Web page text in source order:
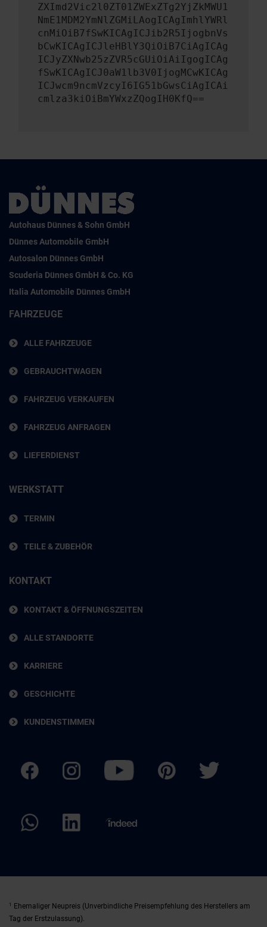
ZXImd2Vic2l0ZT01ZWExZTg2YjZkMWU1
NmE1MDM2YmNlZGMiLAogICAgImhlYWRl
cnMiOiB7fSwKICAgICJib2R5IjogbnVs
bCwKICAgICJleHBlY3QiOiB7CiAgICAg
ICJyZXNwb25zZVR5cGUiOiAiIgogICAg
fSwKICAgICJ0aW1lb3V0IjogMCwKICAg
ICJwcm9ncmVzcyI6IG51bGwsCiAgICAi
cmlza3kiOiBmYWxzZQogIH0KfQ==
Autohaus Dünnes & Sohn GmbH
Dünnes Automobile GmbH
Autosalon Dünnes GmbH
Scuderia Dünnes GmbH & Co. KG
Italia Automobile Dünnes GmbH
FAHRZEUGE
ALLE FAHRZEUGE
GEBRAUCHTWAGEN
FAHRZEUG VERKAUFEN
FAHRZEUG ANFRAGEN
LIEFERDIENST
WERKSTATT
TERMIN
TEILE & ZUBEHÖR
KONTAKT
KONTAKT & ÖFFNUNGSZEITEN
ALLE STANDORTE
KARRIERE
GESCHICHTE
KUNDENSTIMMEN
1
Ehemaliger Neupreis (Unverbindliche Preisempfehlung des Herstellers am
Tag der Erstzulassung).